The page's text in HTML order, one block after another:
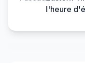
l'heure